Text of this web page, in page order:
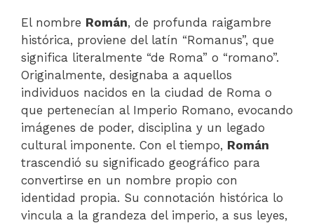
El nombre Román, de profunda raigambre
histórica, proviene del latín “Romanus”, que
significa literalmente “de Roma” o “romano”.
Originalmente, designaba a aquellos
individuos nacidos en la ciudad de Roma o
que pertenecían al Imperio Romano, evocando
imágenes de poder, disciplina y un legado
cultural imponente. Con el tiempo, Román
trascendió su significado geográfico para
convertirse en un nombre propio con
identidad propia. Su connotación histórica lo
vincula a la grandeza del imperio, a sus leyes,